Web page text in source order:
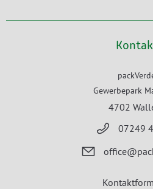
Gewerbepark
4702
07249